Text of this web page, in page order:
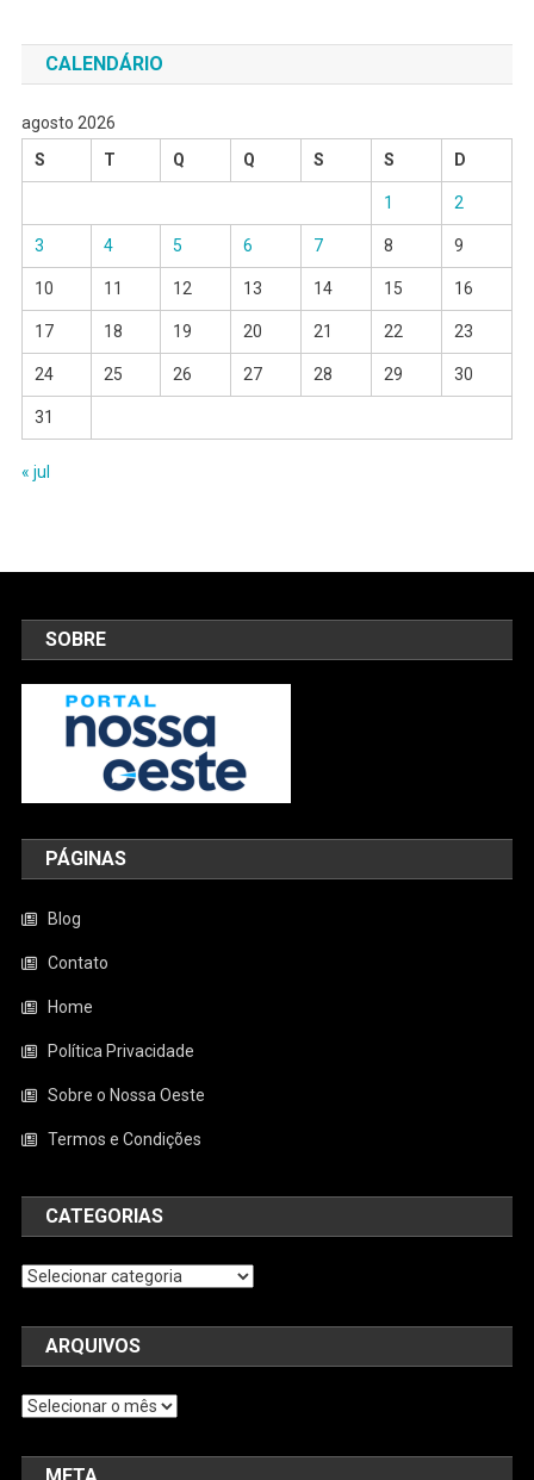
CALENDÁRIO
agosto 2026
S
T Q Q S S D
1 2
3 4 5 6 7 8 9
10 11 12 13 14 15 16
17 18 19 20 21 22 23
24 25 26 27 28 29 30
31
« jul
SOBRE
PÁGINAS
Blog
Contato
Home
Política Privacidade
Sobre o Nossa Oeste
Termos e Condições
CATEGORIAS
Categorias
ARQUIVOS
Arquivos